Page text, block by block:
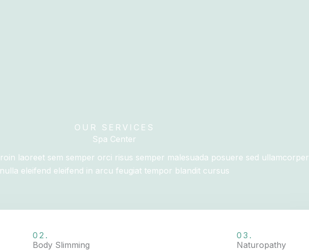
OUR SERVICES
Spa Center
laoreet sem semper orci risus semper malesuada posuere sed ullamcorper
eleifend eleifend in arcu feugiat tempor blandit cursus
02.
Body Slimming
03.
Naturopathy